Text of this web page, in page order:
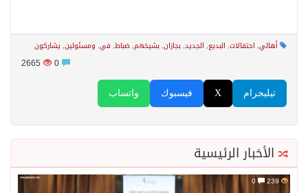
أهالي, احتفالات, البديع, الجديد, بجازان, بشيخهم, ضباط, في, ومسئولين, يشاركون
2665
واتساب فيسبوك X تيليجرام
الأخبار الرئيسية
239